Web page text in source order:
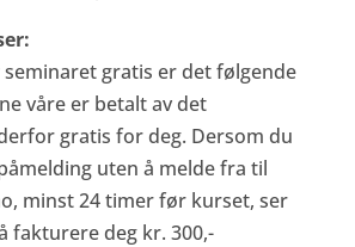
gratis er det følgende
våre er betalt av det
gratis for deg. Dersom du
uten å melde fra til
, minst 24 timer før kurset, ser
fakturere deg kr. 300,-